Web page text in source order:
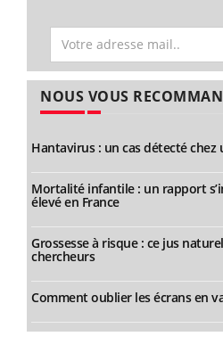
NOUS VOUS
Hantavirus : un cas détecté chez
Mortalité infantile : un rapport
élevé en France
Grossesse à risque : ce jus
chercheurs
Comment oublier les écrans en